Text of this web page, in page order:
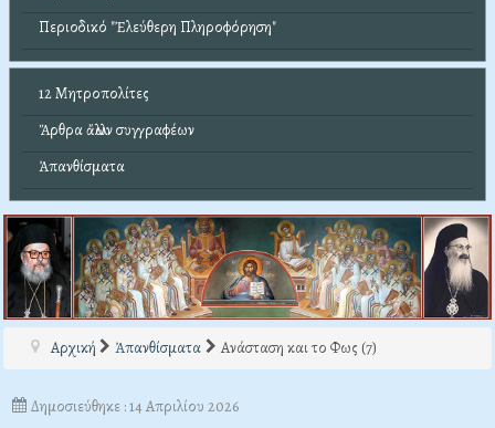
Περιοδικό "Ἐλεύθερη Πληροφόρηση"
12 Μητροπολίτες
Ἄρθρα ἄλλων συγγραφέων
Ἀπανθίσματα
Αρχική Ἀπανθίσματα Ανάσταση και το Φως (7)
Δημοσιεύθηκε : 14 Απριλίου 2026